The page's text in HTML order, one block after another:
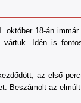
október 18-án
Idén is
az első
Beszámolt az